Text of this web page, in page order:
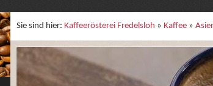
Sie sind hier: Kaffeerösterei Fredelsloh » Kaffee »